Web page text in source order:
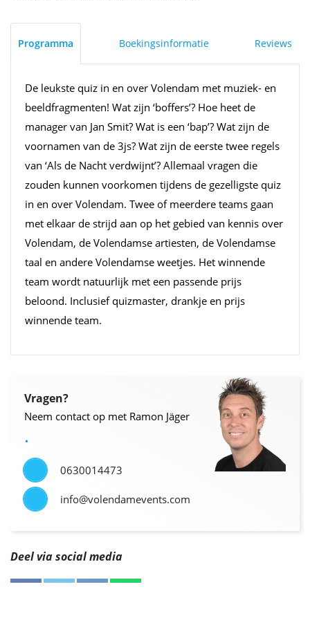
Programma Boekingsinformatie Reviews
De leukste quiz in en over Volendam met muziek- en
beeldfragmenten! Wat zijn ‘boffers’? Hoe heet de
manager van Jan Smit? Wat is een ‘bap’? Wat zijn de
voornamen van de 3js? Wat zijn de eerste twee regels
van ‘Als de Nacht verdwijnt’? Allemaal vragen die
zouden kunnen voorkomen tijdens de gezelligste quiz
in en over Volendam. Twee of meerdere teams gaan
met elkaar de strijd aan op het gebied van kennis over
Volendam, de Volendamse artiesten, de Volendamse
taal en andere Volendamse weetjes. Het winnende
team wordt natuurlijk met een passende prijs
beloond. Inclusief quizmaster, drankje en prijs
winnende team.
Vragen?
Neem contact op met Ramon Jäger
.
0630014473
info@volendamevents.com
Deel via social media